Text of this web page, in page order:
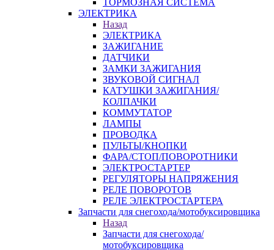
ТОРМОЗНАЯ СИСТЕМА
ЭЛЕКТРИКА
Назад
ЭЛЕКТРИКА
ЗАЖИГАНИЕ
ДАТЧИКИ
ЗАМКИ ЗАЖИГАНИЯ
ЗВУКОВОЙ СИГНАЛ
КАТУШКИ ЗАЖИГАНИЯ/
КОЛПАЧКИ
КОММУТАТОР
ЛАМПЫ
ПРОВОДКА
ПУЛЬТЫ/КНОПКИ
ФАРА/СТОП/ПОВОРОТНИКИ
ЭЛЕКТРОСТАРТЕР
РЕГУЛЯТОРЫ НАПРЯЖЕНИЯ
РЕЛЕ ПОВОРОТОВ
РЕЛЕ ЭЛЕКТРОСТАРТЕРА
Запчасти для снегохода/мотобуксировщика
Назад
Запчасти для снегохода/
мотобуксировщика